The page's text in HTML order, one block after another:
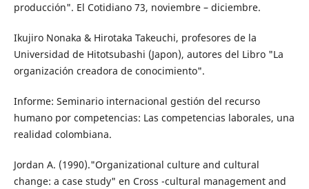
producción". El Cotidiano 73, noviembre – diciembre.
Ikujiro Nonaka & Hirotaka Takeuchi, profesores de la
Universidad de Hitotsubashi (Japon), autores del Libro "La
organización creadora de conocimiento".
Informe: Seminario internacional gestión del recurso
humano por competencias: Las competencias laborales, una
realidad colombiana.
Jordan A. (1990)."Organizational culture and cultural
change: a case study" en Cross -cultural management and